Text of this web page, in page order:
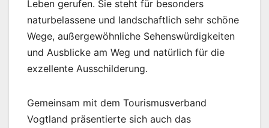
Leben gerufen. Sie steht für besonders
naturbelassene und landschaftlich sehr schöne
Wege, außergewöhnliche Sehenswürdigkeiten
und Ausblicke am Weg und natürlich für die
exzellente Ausschilderung.
Gemeinsam mit dem Tourismusverband
Vogtland präsentierte sich auch das